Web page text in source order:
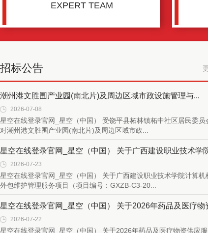
EXPERT TEAM
招标公告
潮州港文胜围产业园(南北片)及周边区域市政设施管理与...
2026-07-08
星空在线登录官网_星空（中国） 受饶平县柘林镇柘中社区居民委员
对潮州港文胜围产业园(南北片)及周边区域市政...
星空在线登录官网_星空（中国） 关于广西建设职业技术学
计...2026-07-23
星空在线登录官网_星空（中国） 关于广西建设职业技术学院计算机
外包维护管理服务项目（项目编号：GXZB-C3-20...
星空在线登录官网_星空（中国） 关于2026年药品及医疗物
供...2026-07-22
星空在线登录官网_星空（中国） 关于2026年药品及医疗物资供应